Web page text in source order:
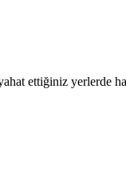
ettiğiniz yerlerde